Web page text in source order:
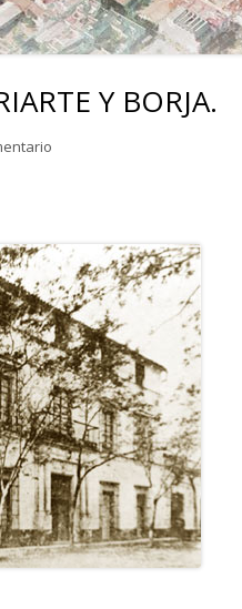
Y BORJA.